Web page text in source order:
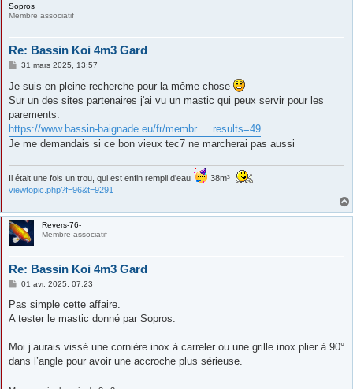
Sopros
Membre associatif
Re: Bassin Koi 4m3 Gard
M
s
s
a
g
e
31 mars 2025, 13:57
Je suis en pleine recherche pour la même chose
Sur un des sites partenaires j'ai vu un mastic qui peux servir pour les
parements.
https://www.bassin-baignade.eu/fr/membr ... results=49
Je me demandais si ce bon vieux tec7 ne marcherai pas aussi
Il était une fois un trou, qui est enfin rempli d'eau
38m³
viewtopic.php?f=96&t=9291
Revers-76-
Membre associatif
Re: Bassin Koi 4m3 Gard
M
s
a
01 avr. 2025, 07:23
Pas simple cette affaire.
A tester le mastic donné par Sopros.
Moi j’aurais vissé une cornière inox à carreler ou une grille inox plier à 90°
dans l’angle pour avoir une accroche plus sérieuse.